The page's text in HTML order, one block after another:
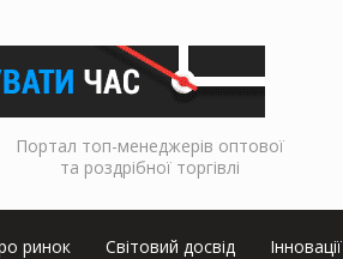
Портал топ-менеджерів оптової
та роздрібної торгівлі
ринок Світовий досвід Інновації